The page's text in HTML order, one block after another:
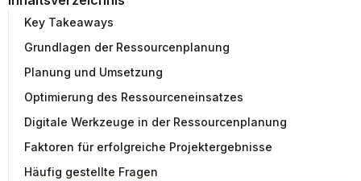
Key Takeaways
Grundlagen der Ressourcenplanung
Planung und Umsetzung
Optimierung des Ressourceneinsatzes
Digitale Werkzeuge in der Ressourcenplanung
Faktoren für erfolgreiche Projektergebnisse
Häufig gestellte Fragen